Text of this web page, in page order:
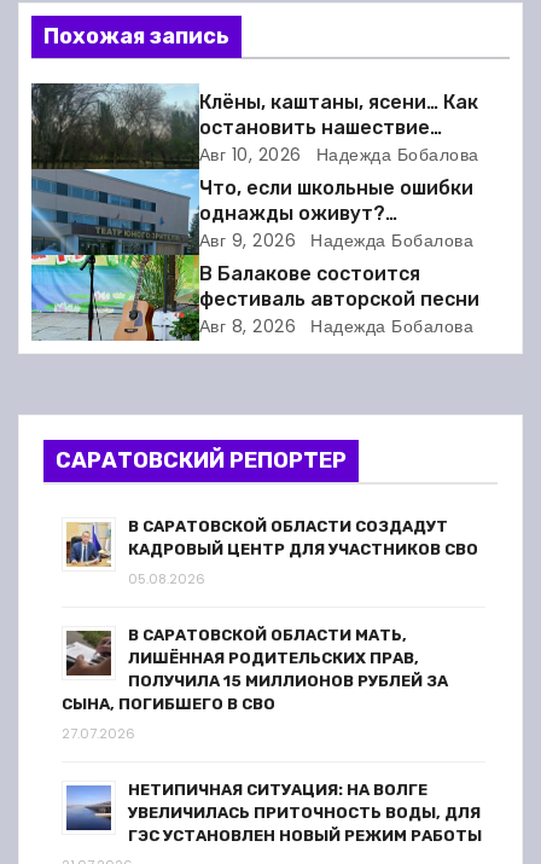
в
и
г
а
ц
и
я
о
з
Похожая запись
Клёны, каштаны, ясени… Как
остановить нашествие
вредителей в Балакове?
Авг 10, 2026 Надежда Бобалова
Что, если школьные ошибки
однажды оживут?
Балаковский ТЮЗ готовит
премьеру
Авг 9, 2026 Надежда Бобалова
В Балакове состоится
фестиваль авторской песни
Авг 8, 2026 Надежда Бобалова
САРАТОВСКИЙ РЕПОРТЕР
В САРАТОВСКОЙ ОБЛАСТИ СОЗДАДУТ
КАДРОВЫЙ ЦЕНТР ДЛЯ УЧАСТНИКОВ СВО
05.08.2026
В САРАТОВСКОЙ ОБЛАСТИ МАТЬ,
ЛИШЁННАЯ РОДИТЕЛЬСКИХ ПРАВ,
ПОЛУЧИЛА 15 МИЛЛИОНОВ РУБЛЕЙ ЗА
СЫНА, ПОГИБШЕГО В СВО
27.07.2026
НЕТИПИЧНАЯ СИТУАЦИЯ: НА ВОЛГЕ
УВЕЛИЧИЛАСЬ ПРИТОЧНОСТЬ ВОДЫ, ДЛЯ
ГЭС УСТАНОВЛЕН НОВЫЙ РЕЖИМ РАБОТЫ